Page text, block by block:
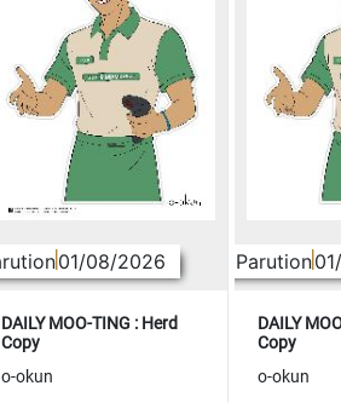
01/08/2026
DAILY MOO-TING : Herd
Copy
o-okun
Parution
DAILY
Copy
o-okun